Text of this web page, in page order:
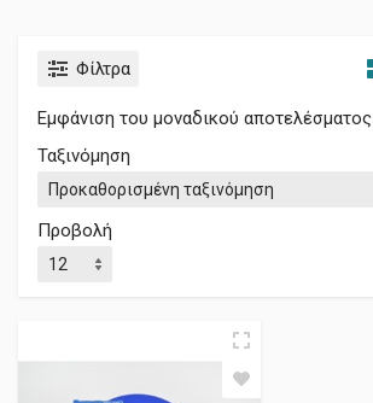
Φίλτρα
Εμφάνιση του μοναδικού αποτελέσματος
Ταξινόμηση
Προβολή